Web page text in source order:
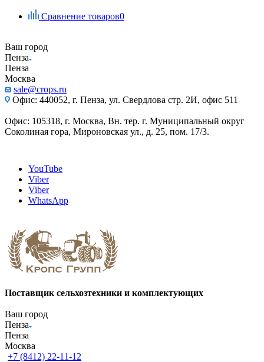
Сравнение товаров0
Ваш город
Пенза
Пенза
Москва
sale@crops.ru
Офис: 440052, г. Пенза, ул. Свердлова стр. 2И, офис 511
Офис: 105318, г. Москва, Вн. тер. г. Муниципальный округ
Соколиная гора, Мироновская ул., д. 25, пом. 17/3.
YouTube
Viber
Viber
WhatsApp
Поставщик сельхозтехники и комплектующих
Ваш город
Пенза
Пенза
Москва
+7 (8412) 22-11-12